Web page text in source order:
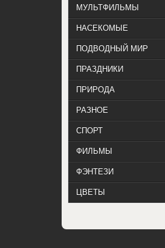
МУЛЬТФИЛЬМЫ
НАСЕКОМЫЕ
ПОДВОДНЫЙ МИР
ПРАЗДНИКИ
ПРИРОДА
РАЗНОЕ
СПОРТ
ФИЛЬМЫ
ФЭНТЕЗИ
ЦВЕТЫ